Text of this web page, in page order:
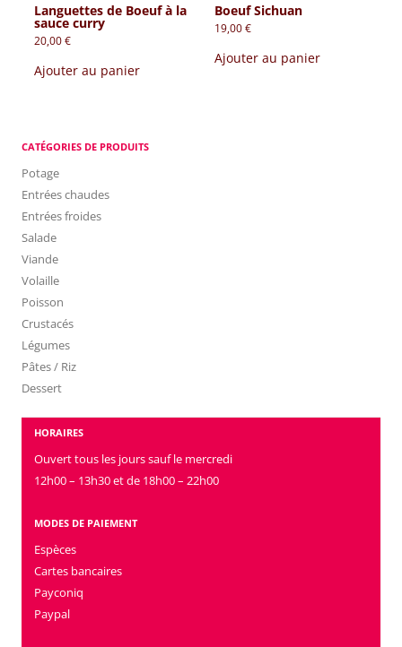
Languettes de Boeuf à la
sauce curry
20,00€
Ajouter au panier
Boeuf Sichuan
19,00€
Ajouter au panier
CATÉGORIES DE PRODUITS
Potage
Entrées chaudes
Entrées froides
Salade
Viande
Volaille
Poisson
Crustacés
Légumes
Pâtes / Riz
Dessert
HORAIRES
Ouvert tous les jours sauf le mercredi
12h00 – 13h30 et de 18h00 – 22h00
MODES DE PAIEMENT
Espèces
Cartes bancaires
Payconiq
Paypal